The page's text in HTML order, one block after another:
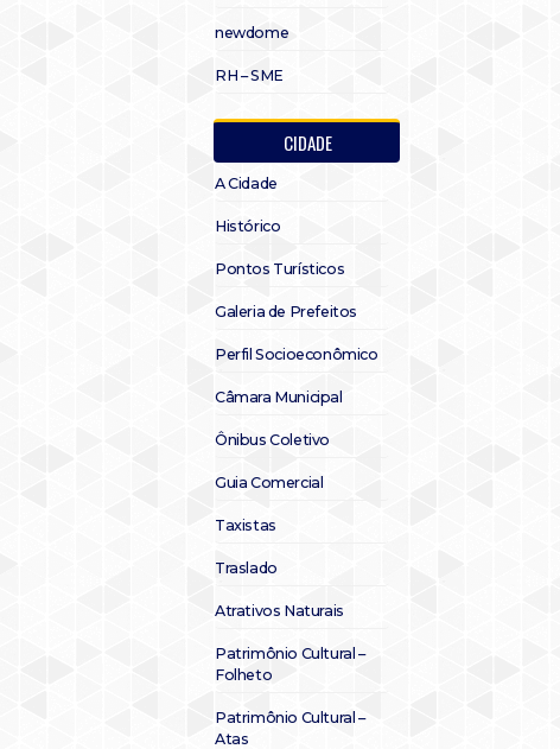
newdome
RH – SME
CIDADE
A Cidade
Histórico
Pontos Turísticos
Galeria de Prefeitos
Perfil Socioeconômico
Câmara Municipal
Ônibus Coletivo
Guia Comercial
Taxistas
Traslado
Atrativos Naturais
Patrimônio Cultural –
Folheto
Patrimônio Cultural –
Atas